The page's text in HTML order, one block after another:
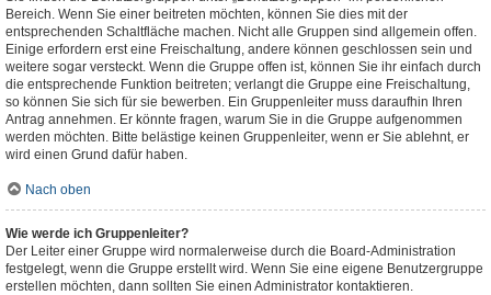
Bereich. Wenn Sie einer beitreten möchten, können Sie dies mit der
entsprechenden Schaltfläche machen. Nicht alle Gruppen sind allgemein offen.
Einige erfordern erst eine Freischaltung, andere können geschlossen sein und
weitere sogar versteckt. Wenn die Gruppe offen ist, können Sie ihr einfach durch
die entsprechende Funktion beitreten; verlangt die Gruppe eine Freischaltung,
so können Sie sich für sie bewerben. Ein Gruppenleiter muss daraufhin Ihren
Antrag annehmen. Er könnte fragen, warum Sie in die Gruppe aufgenommen
werden möchten. Bitte belästige keinen Gruppenleiter, wenn er Sie ablehnt, er
wird einen Grund dafür haben.
Nach oben
Wie werde ich Gruppenleiter?
Der Leiter einer Gruppe wird normalerweise durch die Board-Administration
festgelegt, wenn die Gruppe erstellt wird. Wenn Sie eine eigene Benutzergruppe
erstellen möchten, dann sollten Sie einen Administrator kontaktieren.